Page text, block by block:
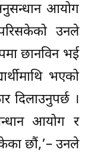
आयोग
उनले
छानविन भई
भएको
दिलाउनुपर्छ ।
आयोग र
छौं,’– उनले